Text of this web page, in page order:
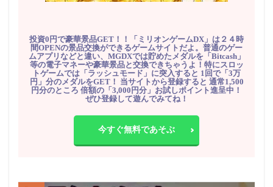
投資0円で豪華景品GET！！「ミリオンゲームDX」は２４時
間OPENの景品交換ができるゲームサイトだよ。普通のゲー
ムアプリなどと違い、MGDXでは貯めたメダルを「Bitcash」
等の電子マネーや豪華景品と交換できちゃうよ！特にスロッ
トゲームでは「ラッシュモード」に突入すると 1回で「3万
円」分のメダルをGET！ 当サイトから登録すると 通常1,500
円分のところ 倍額の「3,000円分」お試しポイント進呈中！
ぜひ登録して遊んでみてね！
今すぐ無料であそぶ